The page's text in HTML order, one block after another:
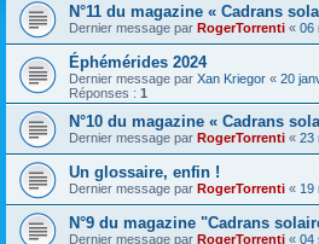
N°11 du magazine « Cadrans
Dernier message par RogerTorrenti « 06
Éphémérides 2024
Dernier message par Xan Kriegor « 20
Réponses : 1
N°10 du magazine « Cadrans
Dernier message par RogerTorrenti « 23
Un glossaire, enfin !
Dernier message par RogerTorrenti « 19
N°9 du magazine "Cadrans
Dernier message par RogerTorrenti « 04